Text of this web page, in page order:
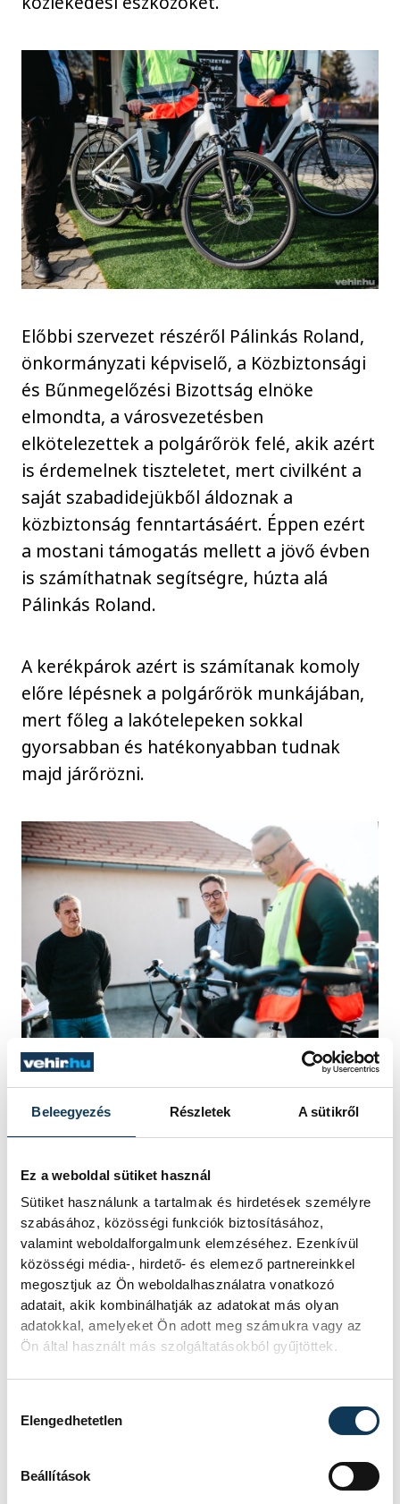
Beleegyezés Részletek A sütikről
Ez a weboldal sütiket használ
Sütiket használunk a tartalmak és hirdetések személyre
szabásához, közösségi funkciók biztosításához,
valamint weboldalforgalmunk elemzéséhez. Ezenkívül
közösségi média-, hirdető- és elemező partnereinkkel
megosztjuk az Ön weboldalhasználatra vonatkozó
adatait, akik kombinálhatják az adatokat más olyan
adatokkal, amelyeket Ön adott meg számukra vagy az
Ön által használt más szolgáltatásokból gyűjtöttek.
Elengedhetetlen
Beállítások
Előbbi szervezet részéről Pálinkás Roland,
önkormányzati képviselő, a Közbiztonsági
és Bűnmegelőzési Bizottság elnöke
elmondta, a városvezetésben
elkötelezettek a polgárőrök felé, akik azért
is érdemelnek tiszteletet, mert civilként a
saját szabadidejükből áldoznak a
közbiztonság fenntartásáért. Éppen ezért
a mostani támogatás mellett a jövő évben
is számíthatnak segítségre, húzta alá
Pálinkás Roland.
A kerékpárok azért is számítanak komoly
előre lépésnek a polgárőrök munkájában,
mert főleg a lakótelepeken sokkal
gyorsabban és hatékonyabban tudnak
majd járőrözni.
Varga Elemér, Pálinkás Roland és Takács
kerékpárokról elmondta, német
gyártmányú Bosch-rendszerekkel vannak
felszerelve, az elektromos rásegítéssel
pedig 25 km/h-val tudnak menni, egy
feltöltéssel pedig 50-100 kilométert
tudnak teljesíteni.
A Nelson Bike amellett, hogy kedvező áron
adta oda ezeket az eszközöket, a
ügyvezető szerint erre nem lesz szükség,
hiszen az egyik legmegbízhatóbb márkáról